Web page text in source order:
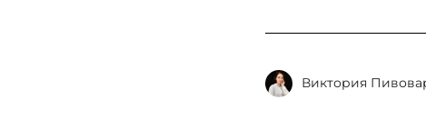
Виктория